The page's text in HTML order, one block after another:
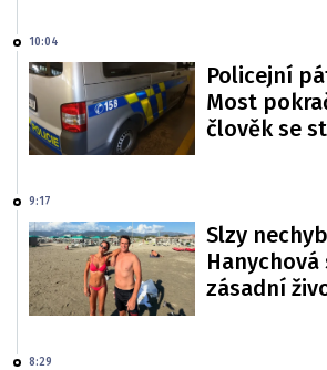
10:04
Policejní
Most
člověk se
9:17
Slzy
zásadní
8:29